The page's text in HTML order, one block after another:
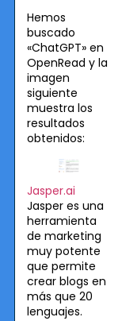
Hemos
buscado
«ChatGPT» en
OpenRead y la
imagen
siguiente
muestra los
resultados
obtenidos:
Jasper.ai
Jasper es una
herramienta
de marketing
muy potente
que permite
crear blogs en
más que 20
lenguajes.